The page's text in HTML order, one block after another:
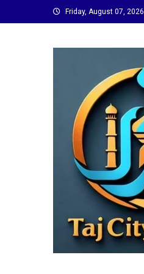
to
Friday, August 07, 2026